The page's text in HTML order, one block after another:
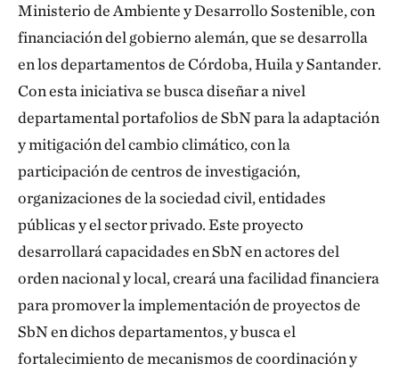
Ministerio de Ambiente y Desarrollo Sostenible, con
financiación del gobierno alemán, que se desarrolla
en los departamentos de Córdoba, Huila y Santander.
Con esta iniciativa se busca diseñar a nivel
departamental portafolios de SbN para la adaptación
y mitigación del cambio climático, con la
participación de centros de investigación,
organizaciones de la sociedad civil, entidades
públicas y el sector privado. Este proyecto
desarrollará capacidades en SbN en actores del
orden nacional y local, creará una facilidad financiera
para promover la implementación de proyectos de
SbN en dichos departamentos, y busca el
fortalecimiento de mecanismos de coordinación y